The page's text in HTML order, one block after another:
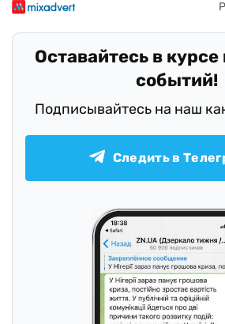
Оставайтесь в
событий!
Подписывайтесь на наш
Следить в